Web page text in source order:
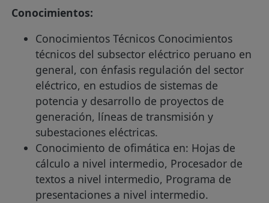
Conocimientos:
Conocimientos Técnicos Conocimientos
técnicos del subsector eléctrico peruano en
general, con énfasis regulación del sector
eléctrico, en estudios de sistemas de
potencia y desarrollo de proyectos de
generación, líneas de transmisión y
subestaciones eléctricas.
Conocimiento de ofimática en: Hojas de
cálculo a nivel intermedio, Procesador de
textos a nivel intermedio, Programa de
presentaciones a nivel intermedio.